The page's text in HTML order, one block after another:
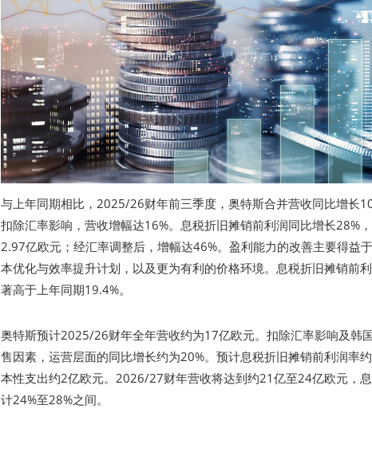
与上年同期相比，2025/26财年前三季度，奥特斯合并营收同比增长
扣除汇率影响，营收增幅达16%。息税折旧摊销前利润同比增长28%
2.97亿欧元；经汇率调整后，增幅达46%。盈利能力的改善主要得益
本优化与效率提升计划，以及更为有利的价格环境。息税折旧摊销前
著高于上年同期19.4%。
奥特斯预计2025/26财年全年营收约为17亿欧元。扣除汇率影响及韩
售因素，运营层面的同比增长约为20%。预计息税折旧摊销前利润率
本性支出约2亿欧元。2026/27财年营收将达到约21亿至24亿欧元，
计24%至28%之间。